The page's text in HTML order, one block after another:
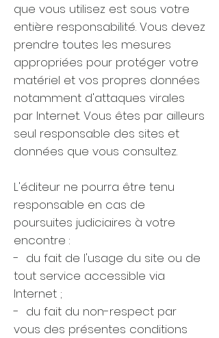
que vous utilisez est sous votre
entière responsabilité. Vous devez
prendre toutes les mesures
appropriées pour protéger votre
matériel et vos propres données
notamment d'attaques virales
par Internet. Vous êtes par ailleurs
seul responsable des sites et
données que vous consultez.
L'éditeur ne pourra être tenu
responsable en cas de
poursuites judiciaires à votre
encontre :
- du fait de l'usage du site ou de
tout service accessible via
Internet ;
- du fait du non-respect par
vous des présentes conditions